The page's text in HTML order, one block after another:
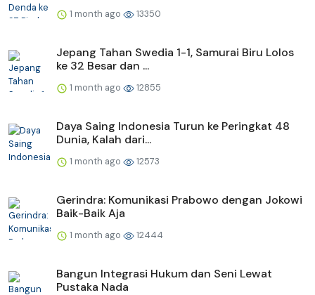
1 month ago 13350
Jepang Tahan Swedia 1-1, Samurai Biru Lolos
ke 32 Besar dan ...
1 month ago 12855
Daya Saing Indonesia Turun ke Peringkat 48
Dunia, Kalah dari...
1 month ago 12573
Gerindra: Komunikasi Prabowo dengan Jokowi
Baik-Baik Aja
1 month ago 12444
Bangun Integrasi Hukum dan Seni Lewat
Pustaka Nada